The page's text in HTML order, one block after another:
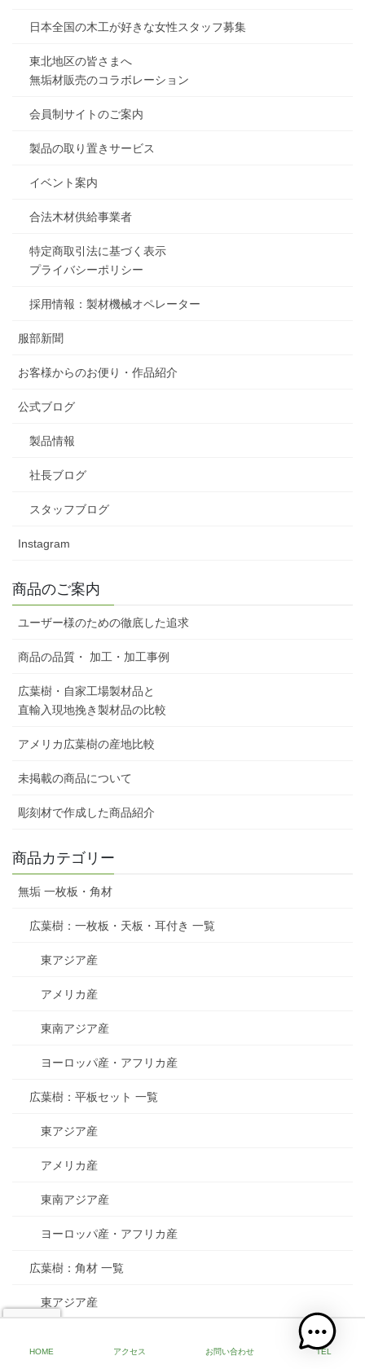
日本全国の木工が好きな女性スタッフ募集
東北地区の皆さまへ
無垢材販売のコラボレーション
会員制サイトのご案内
製品の取り置きサービス
イベント案内
合法木材供給事業者
特定商取引法に基づく表示
プライバシーポリシー
採用情報：製材機械オペレーター
服部新聞
お客様からのお便り・作品紹介
公式ブログ
製品情報
社長ブログ
スタッフブログ
Instagram
商品のご案内
ユーザー様のための徹底した追求
商品の品質・ 加工・加工事例
広葉樹・自家工場製材品と
直輸入現地挽き製材品の比較
アメリカ広葉樹の産地比較
未掲載の商品について
彫刻材で作成した商品紹介
商品カテゴリー
無垢 一枚板・角材
広葉樹：一枚板・天板・耳付き 一覧
東アジア産
アメリカ産
東南アジア産
ヨーロッパ産・アフリカ産
広葉樹：平板セット 一覧
東アジア産
アメリカ産
東南アジア産
ヨーロッパ産・アフリカ産
広葉樹：角材 一覧
東アジア産
HOME アクセス お問い合わせ TEL